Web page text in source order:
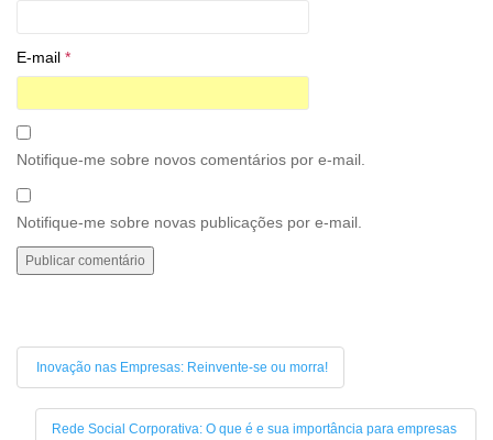
E-mail *
Notifique-me sobre novos comentários por e-mail.
Notifique-me sobre novas publicações por e-mail.
Inovação nas Empresas: Reinvente-se ou morra!
Rede Social Corporativa: O que é e sua importância para empresas